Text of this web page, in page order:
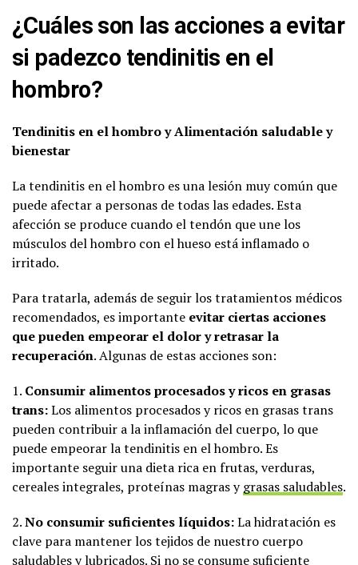
¿Cuáles son las acciones a evitar
si padezco tendinitis en el
hombro?
Tendinitis en el hombro y Alimentación saludable y
bienestar
La tendinitis en el hombro es una lesión muy común que
puede afectar a personas de todas las edades. Esta
afección se produce cuando el tendón que une los
músculos del hombro con el hueso está inflamado o
irritado.
Para tratarla, además de seguir los tratamientos médicos
recomendados, es importante evitar ciertas acciones
que pueden empeorar el dolor y retrasar la
recuperación. Algunas de estas acciones son:
1. Consumir alimentos procesados y ricos en grasas
trans:Los alimentos procesados y ricos en grasas trans
pueden contribuir a la inflamación del cuerpo, lo que
puede empeorar la tendinitis en el hombro. Es
importante seguir una dieta rica en frutas, verduras,
cereales integrales, proteínas magras ygrasas saludables.
2.No consumir suficientes líquidos:La hidratación es
clave para mantener los tejidos de nuestro cuerpo
saludables y lubricados. Si no se consume suficiente